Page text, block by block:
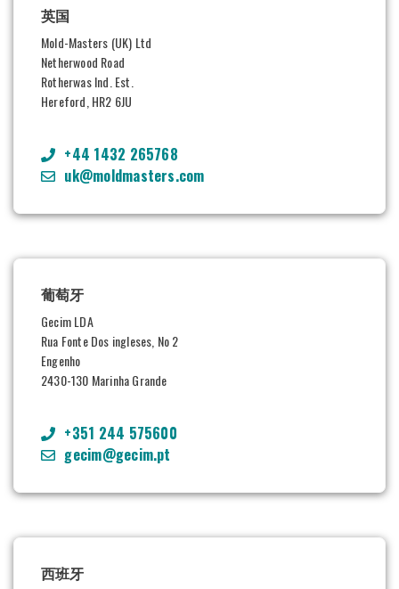
英国
Mold-Masters (UK) Ltd
Netherwood Road
Rotherwas Ind. Est.
Hereford, HR2 6JU
+44 1432 265768
uk@moldmasters.com
葡萄牙
Gecim LDA
Rua Fonte Dos ingleses, No 2
Engenho
2430-130 Marinha Grande
+351 244 575600
gecim@gecim.pt
西班牙